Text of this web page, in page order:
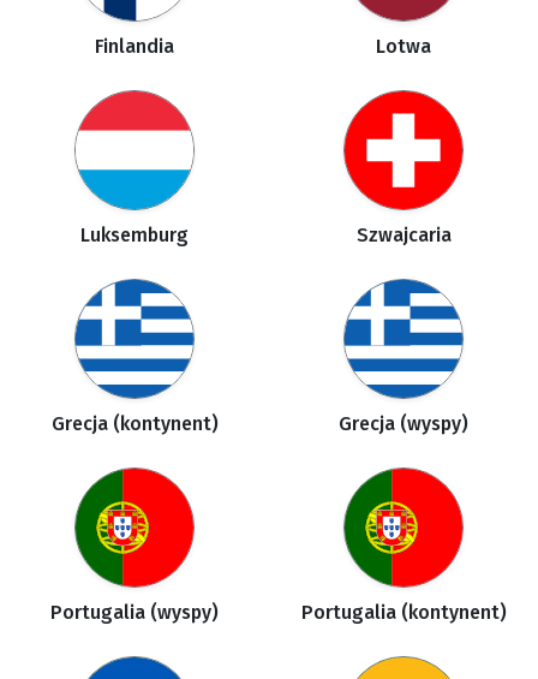
Finlandia Lotwa
Luksemburg Szwajcaria
Grecja (kontynent) Grecja (wyspy)
Portugalia (wyspy) Portugalia (kontynent)